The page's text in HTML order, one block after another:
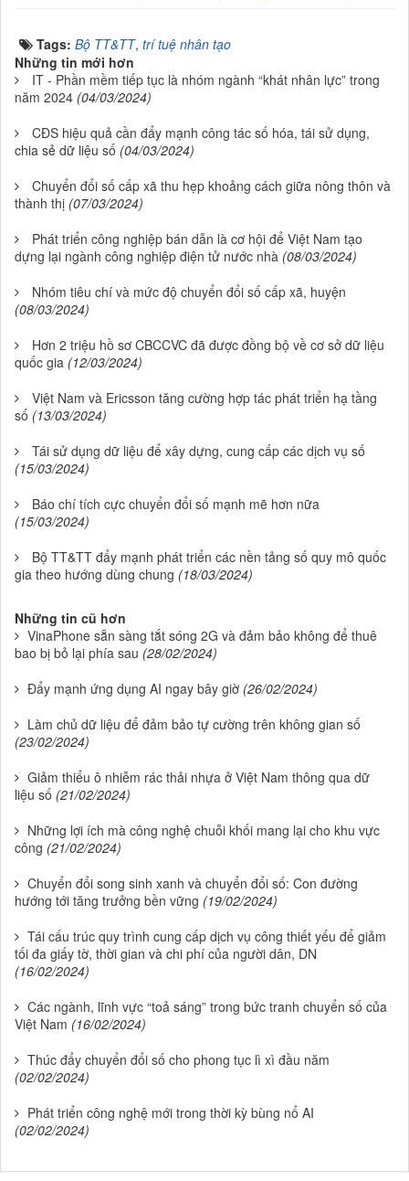
Tags: Bộ TT&TT, trí tuệ nhân tạo
Những tin mới hơn
IT - Phần mềm tiếp tục là nhóm ngành “khát nhân lực” trong
năm 2024 (04/03/2024)
CĐS hiệu quả cần đẩy mạnh công tác số hóa, tái sử dụng,
chia sẻ dữ liệu số (04/03/2024)
Chuyển đổi số cấp xã thu hẹp khoảng cách giữa nông thôn và
thành thị (07/03/2024)
Phát triển công nghiệp bán dẫn là cơ hội để Việt Nam tạo
dựng lại ngành công nghiệp điện tử nước nhà (08/03/2024)
Nhóm tiêu chí và mức độ chuyển đổi số cấp xã, huyện
(08/03/2024)
Hơn 2 triệu hồ sơ CBCCVC đã được đồng bộ về cơ sở dữ liệu
quốc gia (12/03/2024)
Việt Nam và Ericsson tăng cường hợp tác phát triển hạ tầng
số (13/03/2024)
Tái sử dụng dữ liệu để xây dựng, cung cấp các dịch vụ số
(15/03/2024)
Báo chí tích cực chuyển đổi số mạnh mẽ hơn nữa
(15/03/2024)
Bộ TT&TT đẩy mạnh phát triển các nền tảng số quy mô quốc
gia theo hướng dùng chung (18/03/2024)
Những tin cũ hơn
VinaPhone sẵn sàng tắt sóng 2G và đảm bảo không để thuê
bao bị bỏ lại phía sau (28/02/2024)
Đẩy mạnh ứng dụng AI ngay bây giờ (26/02/2024)
Làm chủ dữ liệu để đảm bảo tự cường trên không gian số
(23/02/2024)
Giảm thiểu ô nhiễm rác thải nhựa ở Việt Nam thông qua dữ
liệu số (21/02/2024)
Những lợi ích mà công nghệ chuỗi khối mang lại cho khu vực
công (21/02/2024)
Chuyển đổi song sinh xanh và chuyển đổi số: Con đường
hướng tới tăng trưởng bền vững (19/02/2024)
Tái cấu trúc quy trình cung cấp dịch vụ công thiết yếu để giảm
tối đa giấy tờ, thời gian và chi phí của người dân, DN
(16/02/2024)
Các ngành, lĩnh vực “toả sáng” trong bức tranh chuyển số của
Việt Nam (16/02/2024)
Thúc đẩy chuyển đổi số cho phong tục lì xì đầu năm
(02/02/2024)
Phát triển công nghệ mới trong thời kỳ bùng nổ AI
(02/02/2024)